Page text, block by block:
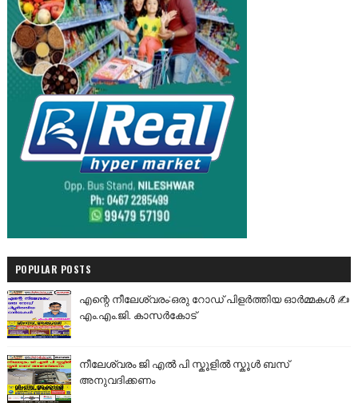
POPULAR POSTS
എന്റെ നീലേശ്വരം:ഒരു റോഡ് പിളർത്തിയ ഓർമ്മകൾ ✍️
എം.എം.ജി. കാസർകോട്
നീലേശ്വരം ജി എൽ പി സ്കൂളിൽ സ്കൂൾ ബസ്
അനുവദിക്കണം